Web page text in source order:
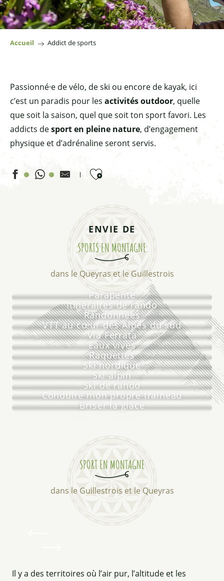
Accueil Addict de sports
Passionné·e de vélo, de ski ou encore de kayak, ici
c’est un paradis pour les activités outdoor, quelle
que soit la saison, quel que soit ton sport favori. Les
addicts desport en pleine nature, d’engagement
physique et d’adrénaline seront servis.
Ajouter aux favoris
ENVIE DE
SPORTS EN MONTAGNE
dans le Queyras et le Guillestrois
Parapente
Itinéraires de rando
Randonnées
VTT au cœur des Alpes du sud
Via Ferrata
Eaux vives
Raquettes
Ski nordique
Ski alpin
Ski de rando
Conduire mon propre traineau
Briser la glace
SPORT EN MONTAGNE
dans le Guillestrois et le Queyras
Il y a des territoires où l’air pur, l’altitude et les